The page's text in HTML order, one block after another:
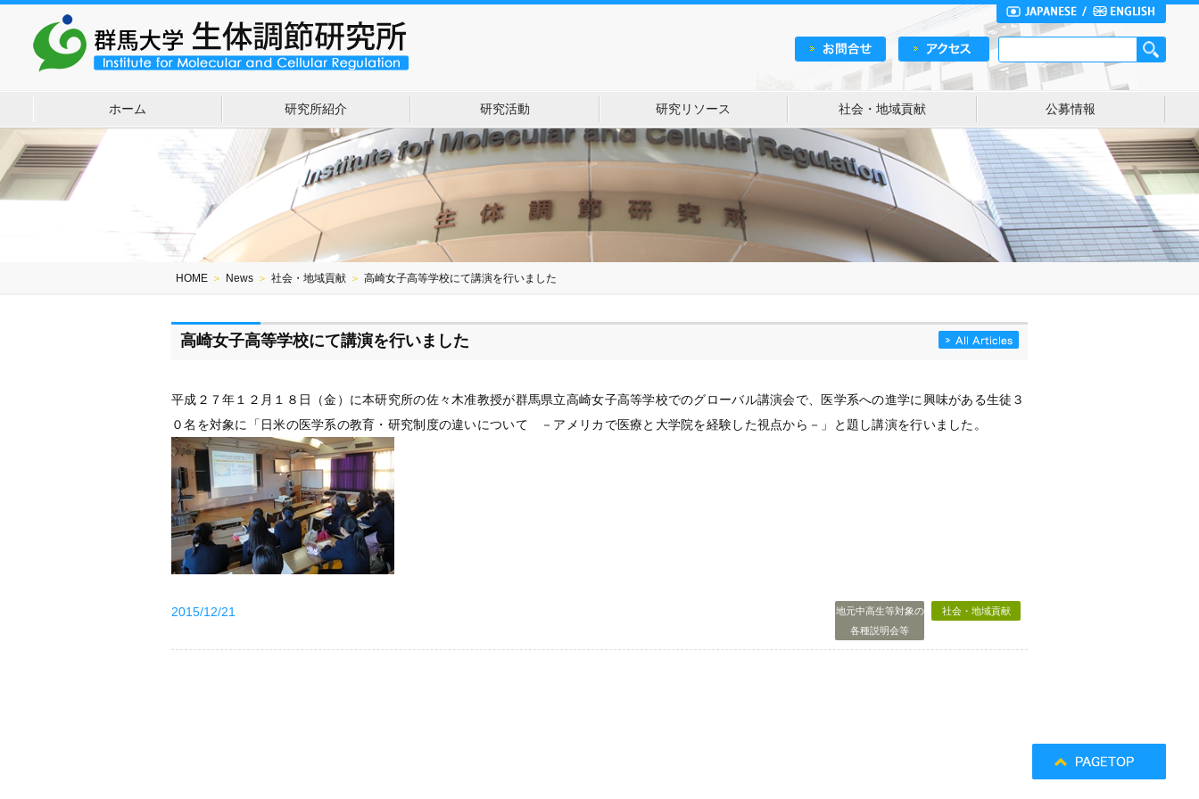
ホーム 研究所紹介 研究活動 研究リソース 社会・地域貢献 公募情報
HOME ＞ News ＞ 社会・地域貢献 ＞ 高崎女子高等学校にて講演を行いました
高崎女子高等学校にて講演を行いました
平成２７年１２月１８日（金）に本研究所の佐々木准教授が群馬県立高崎女子高等学校でのグローバル講演会で、医学系への進学に興味がある生徒３
０名を対象に「日米の医学系の教育・研究制度の違いについて －アメリカで医療と大学院を経験した視点から－」と題し講演を行いました。
2015/12/21 社会・地域貢献
地元中高生等対象の
各種説明会等